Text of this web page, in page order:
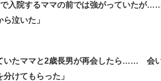
入院するママの前では強がっていたが
泣いた」
いたママと2歳長男が再会したら…… 会
けてもらった」